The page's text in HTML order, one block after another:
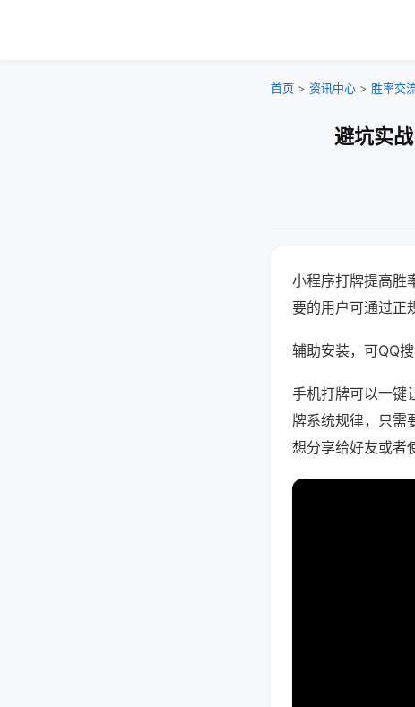
首页 > 资讯中心 > 胜率交
避坑实
小程序打牌提高胜
要的用户可通过正
辅助安装，可QQ
手机打牌可以一键
牌系统规律，只需
想分享给好友或者